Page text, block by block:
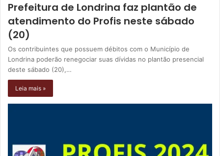
Prefeitura de Londrina faz plantão de
atendimento do Profis neste sábado
(20)
Os contribuintes que possuem débitos com o Município de
Londrina poderão renegociar suas dívidas no plantão presencial
deste sábado (20),…
Leia mais »